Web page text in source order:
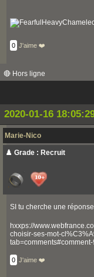
0 J'aime ❤️
🔴 Hors ligne
2020-01-16
Marie-Nico
♟️ Grade : Recruit
SI tu cherche une
hxxps://
choisir-ses-mot-
0 J'aime ❤️